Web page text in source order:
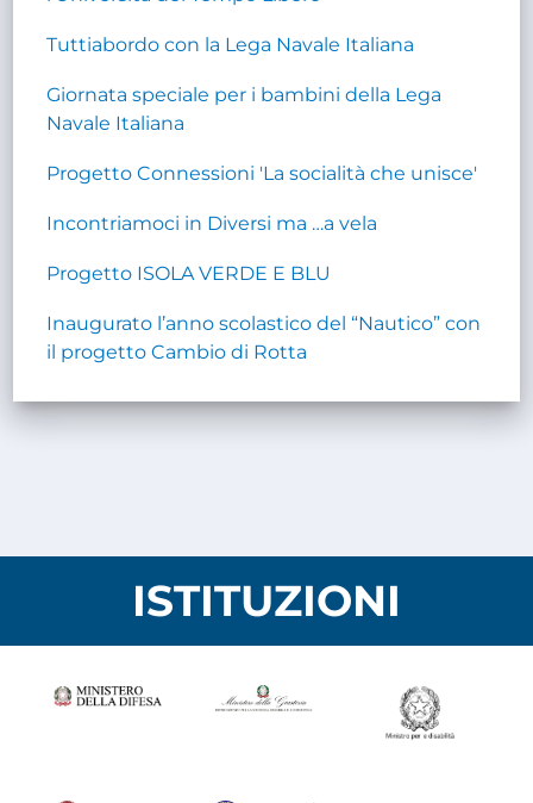
Tuttiabordo con la Lega Navale Italiana
Giornata speciale per i bambini della Lega
Navale Italiana
Progetto Connessioni 'La socialità che unisce'
Incontriamoci in Diversi ma …a vela
Progetto ISOLA VERDE E BLU
Inaugurato l’anno scolastico del “Nautico” con
il progetto Cambio di Rotta
ISTITUZIONI